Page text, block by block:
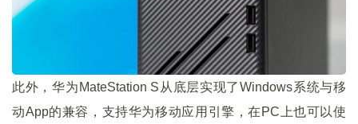
此外，华为MateStation S从底层实现了Windows系统与移
动App的兼容，支持华为移动应用引擎，在PC上也可以使